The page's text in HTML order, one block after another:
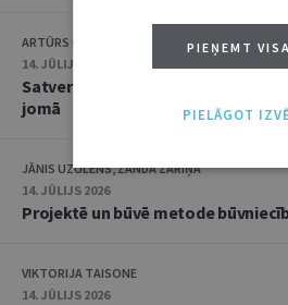
ARTŪRS CAICS, RĒZIJA GAUJERE
14. JŪLIJS 2026
Satversmes tiesas jaunākā
jomā
JĀNIS UZULĒNS, ZANDA ZARIŅA
14. JŪLIJS 2026
Projektē un būvē metode
VIKTORIJA TAISONE
14. JŪLIJS 2026
PIEŅEMT
PIELĀGOT